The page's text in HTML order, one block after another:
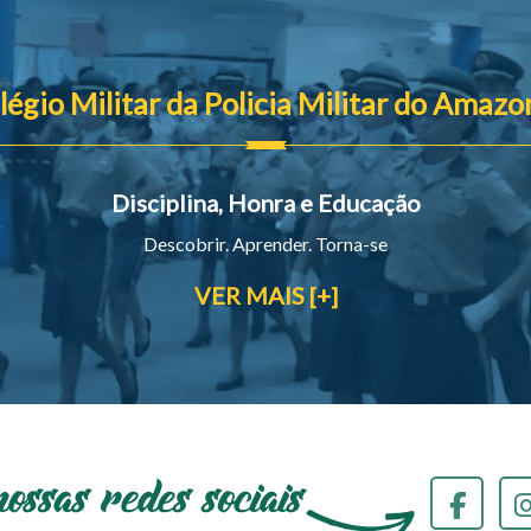
Militar da Policia Militar do
Disciplina, Honra e Educação
Descobrir. Aprender. Torna-se
VER MAIS [+]